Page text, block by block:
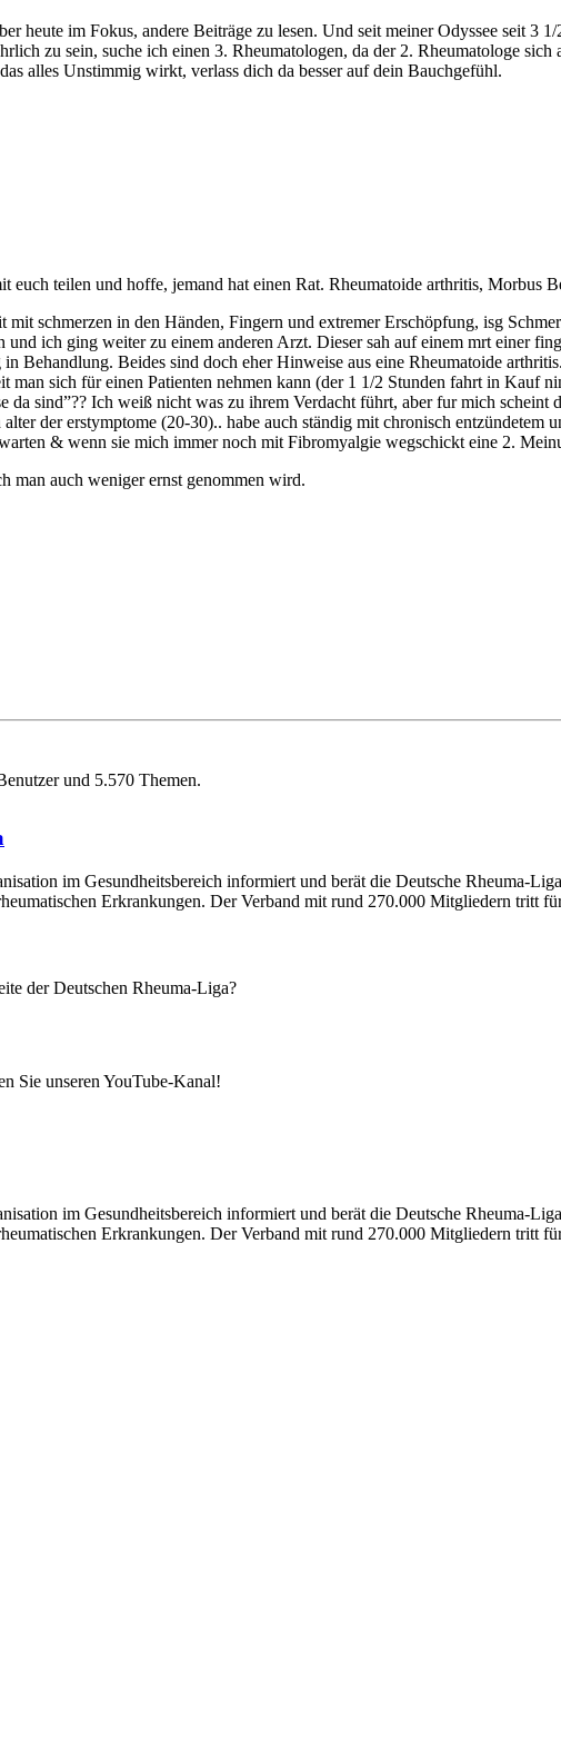
heute im Fokus, andere Beiträge zu lesen. Und seit meiner Odyssee seit
zu sein, suche ich einen 3. Rheumatologen, da der 2. Rheumatologe
alles Unstimmig wirkt, verlass dich da besser auf dein Bauchgefühl.
euch teilen und hoffe, jemand hat einen Rat. Rheumatoide arthritis, Morbus
mit schmerzen in den Händen, Fingern und extremer Erschöpfung, isg
und ich ging weiter zu einem anderen Arzt. Dieser sah auf einem mrt einer
Behandlung. Beides sind doch eher Hinweise aus eine Rheumatoide
man sich für einen Patienten nehmen kann (der 1 1/2 Stunden fahrt in Kauf
da sind”?? Ich weiß nicht was zu ihrem Verdacht führt, aber fur mich
der erstymptome (20-30).. habe auch ständig mit chronisch
& wenn sie mich immer noch mit Fibromyalgie wegschickt eine 2.
man auch weniger ernst genommen wird.
und 5.570 Themen.
im Gesundheitsbereich informiert und berät die Deutsche Rheuma-
Erkrankungen. Der Verband mit rund 270.000 Mitgliedern tritt
der Deutschen Rheuma-Liga?
Sie unseren YouTube-Kanal!
im Gesundheitsbereich informiert und berät die Deutsche Rheuma-
Erkrankungen. Der Verband mit rund 270.000 Mitgliedern tritt